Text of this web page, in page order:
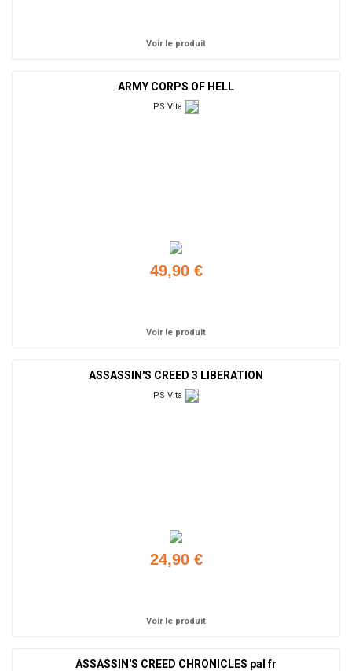
Voir le produit
ARMY CORPS OF HELL
PS Vita
49,90 €
Voir le produit
ASSASSIN'S CREED 3 LIBERATION
PS Vita
24,90 €
Voir le produit
ASSASSIN'S CREED CHRONICLES pal fr